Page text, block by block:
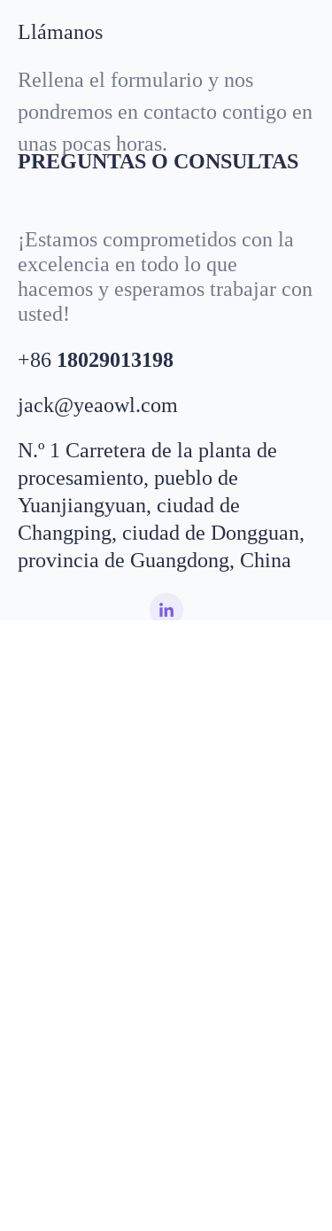
Correo electrónico
leo@yeaowl.com
WhatsApp+8618319195198
¡Estamos comprometidos con la
excelencia en todo lo que
hacemos y esperamos trabajar con
usted!
PREGUNTAS O CONSULTAS
Rellena el formulario y nos
pondremos en contacto contigo en
unas pocas horas.
+86 18029013198
N.º 1 Carretera de la planta de
procesamiento, pueblo de
Yuanjiangyuan, ciudad de
Changping, ciudad de Dongguan,
provincia de Guangdong, China
Llámanos
jack@yeaowl.com